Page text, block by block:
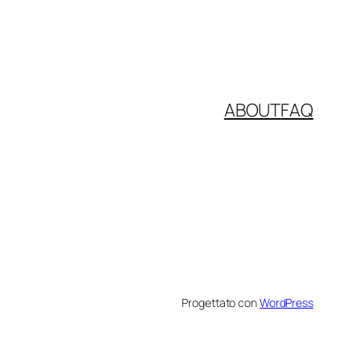
ABOUTFAQ
Progettato conWordPress